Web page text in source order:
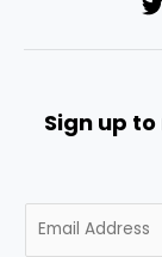
Sign up
m